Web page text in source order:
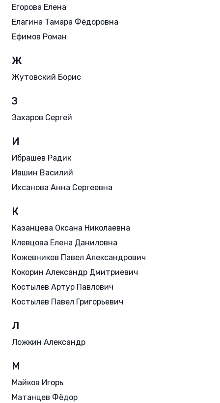
Егорова Елена
Елагина Тамара Фёдоровна
Ефимов Роман
Ж
Жутовский Борис
З
Захаров Сергей
И
Ибрашев Радик
Ившин Василий
Ихсанова Анна Сергеевна
К
Казанцева Оксана Николаевна
Клевцова Елена Даниловна
Кожевников Павел Александрович
Кокорин Александр Дмитриевич
Костылев Артур Павлович
Костылев Павел Григорьевич
Л
Ложкин Александр
М
Майков Игорь
Матанцев Фёдор